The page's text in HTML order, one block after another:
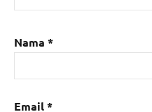
Nama *
Email*